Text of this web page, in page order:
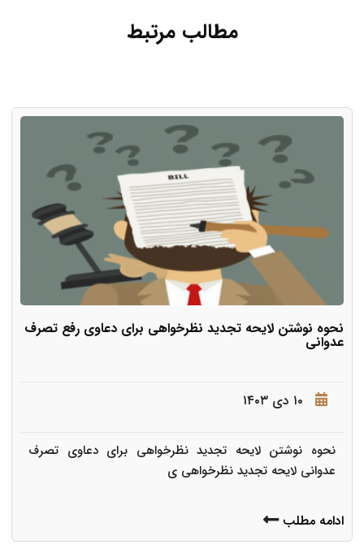
مطالب مرتبط
نحوه نوشتن لایحه تجدید نظرخواهی برای دعاوی رفع تصرف
عدوانی
۱۰ دی ۱۴۰۳
نحوه نوشتن لایحه تجدید نظرخواهی برای دعاوی تصرف
عدوانی لایحه تجدید نظرخواهی ی
ادامه مطلب